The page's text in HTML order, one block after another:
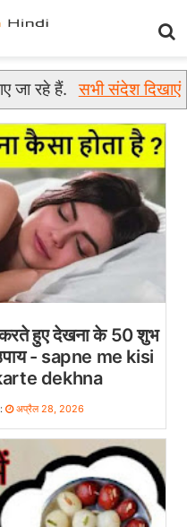
जा रहे हैं. सभी संदेश दिखाएं
करते हुए देखना के 50 शुभ
- sapne me kisi
dekhna
अप्रैल 28, 2026